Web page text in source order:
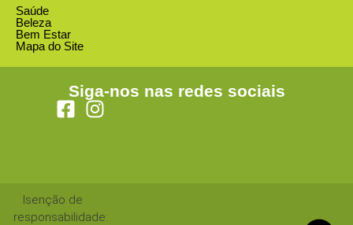
Saúde
Beleza
Bem Estar
Mapa do Site
Siga-nos nas redes sociais
Isenção de
responsabilidade: